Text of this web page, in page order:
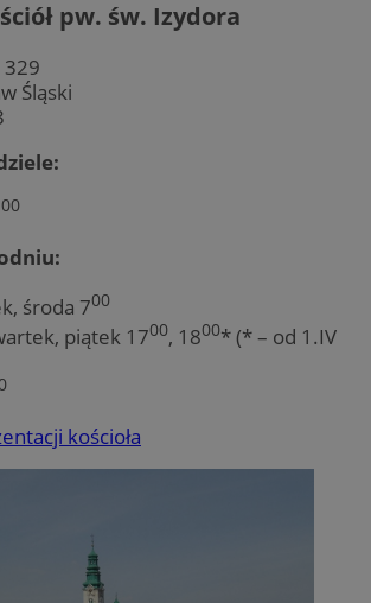
pw. św. Izydora
Śląski
00
środa 700
piątek 1700, 1800* (* – od 1.IV
kościoła